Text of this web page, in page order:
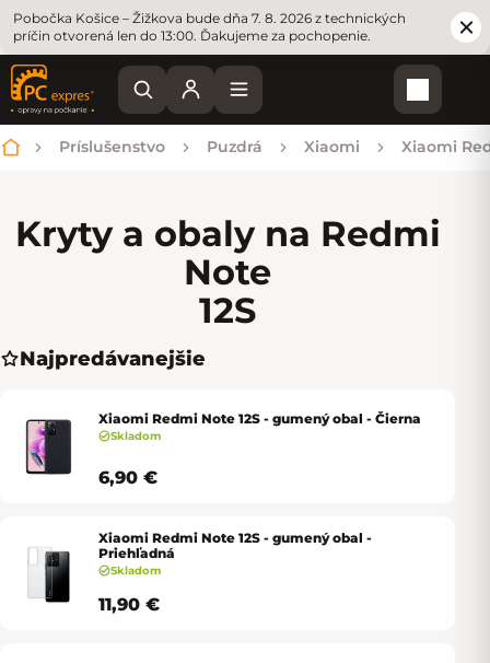
Pobočka Košice – Žižkova bude dňa 7. 8. 2026 z technických
príčin otvorená len do 13:00. Ďakujeme za pochopenie.
Domov
Príslušenstvo Puzdrá Xiaomi Xiaomi
Kryty a obaly na Redmi
Note
12S
Najpredávanejšie
Xiaomi Redmi Note 12S - gumený obal - Čierna
Skladom
6,90 €
Xiaomi Redmi Note 12S - gumený obal -
Priehľadná
Skladom
11,90 €